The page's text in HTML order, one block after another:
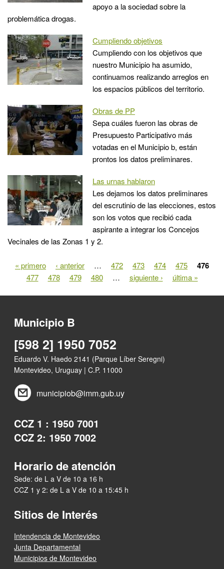
apoyo a la sociedad sobre la
problemática drogas.
Cumpliendo objetivos
Cumpliendo con los objetivos que
nuestro Municipio ha asumido,
continuamos realizando arreglos en
los espacios públicos del territorio.
Obras de PP
Sepa cuáles fueron las obras de
Presupuesto Participativo más
votadas en el Municipio b, están
prontos los datos preliminares.
Las urnas hablaron
Les dejamos los datos preliminares
del escrutinio de las elecciones, estos
son los votos que recibió cada
aspirante a integrar los Concejos
Vecinales de las Zonas 1 y 2.
Páginas
« primero ‹ anterior … 472 473 474 475 476
477 478 479 480 … siguiente › última »
Municipio B
[598 2] 1950 7052
Eduardo V. Haedo 2141 (Parque Líber Seregni)
Montevideo, Uruguay | C.P. 11000
municipiob@imm.gub.uy
CCZ 1 : 1950 7001
CCZ 2: 1950 7002
Horario de atención
Sede: de L a V de 10 a 16 h
CCZ 1 y 2: de L a V de 10 a 15:45 h
Sitios de Interés
Intendencia de Montevideo
Junta Departamental
Municipios de Montevideo